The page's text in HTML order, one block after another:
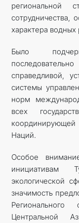
региональной
сотрудничества,
характера
Было
справедливой,
системы
норм
всех
Наций.
Особое
инициативам
экологической
значимость
Центральной